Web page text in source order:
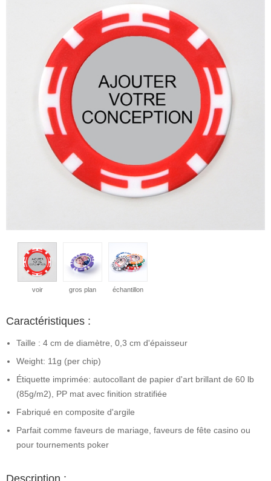
voir gros plan échantillon
Caractéristiques :
Taille : 4 cm de diamètre, 0,3 cm d'épaisseur
Weight: 11g (per chip)
Étiquette imprimée: autocollant de papier d'art brillant de 60 lb
(85g/m2), PP mat avec finition stratifiée
Fabriqué en composite d'argile
Parfait comme faveurs de mariage, faveurs de fête casino ou
pour tournements poker
Description :